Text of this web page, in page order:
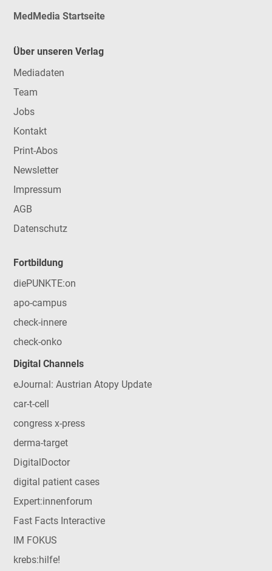
MedMedia Startseite
Über unseren Verlag
Mediadaten
Team
Jobs
Kontakt
Print-Abos
Newsletter
Impressum
AGB
Datenschutz
Fortbildung
diePUNKTE:on
apo-campus
check-innere
check-onko
Digital Channels
eJournal: Austrian Atopy Update
car-t-cell
congress x-press
derma-target
DigitalDoctor
digital patient cases
Expert:innenforum
Fast Facts Interactive
IM FOKUS
krebs:hilfe!